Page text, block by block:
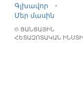
Գլխավոր
⋅
Մեր մասին
© ՑԱՆՑԱՅԻՆ
ՀԵՏԱԶՈՏԱԿԱՆ